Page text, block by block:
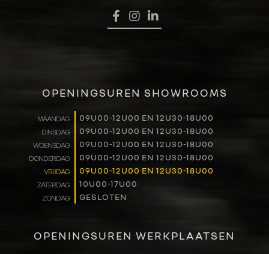
RENAULT PRO+
NAVERKOOP
VERHUUR
NIEUWS
OVER ONS
OPENINGSUREN SHOWROOMS
MAANDAG 09U00-12U00 EN 12U30-18U00
DINSDAG 09U00-12U00 EN 12U30-18U00
WOENSDAG 09U00-12U00 EN 12U30-18U00
DONDERDAG 09U00-12U00 EN 12U30-18U00
VRIJDAG 09U00-12U00 EN 12U30-18U00
ZATERDAG 10U00-17U00
ZONDAG GESLOTEN
OPENINGSUREN WERKPLAATSEN